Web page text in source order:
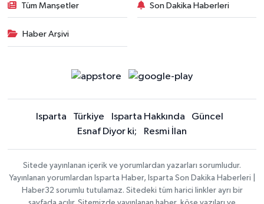
Tüm Manşetler Son Dakika Haberleri
Haber Arşivi
Isparta Türkiye Isparta Hakkında
Güncel
Esnaf Diyor ki;
Resmi İlan
Sitede yayınlanan içerik ve yorumlardan yazarları sorumludur.
Yayınlanan yorumlardan Isparta Haber, Isparta Son Dakika Haberleri |
Haber32 sorumlu tutulamaz. Sitedeki tüm harici linkler ayrı bir